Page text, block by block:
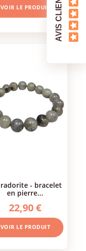
VOIR LE PRODUIT
en pierre...
22,90 €
VOIR LE PRODUIT
AVIS CLIENTS